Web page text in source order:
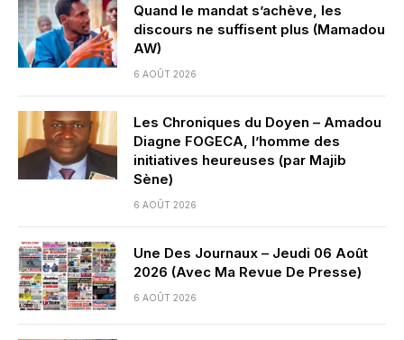
Quand le mandat s’achève, les
discours ne suffisent plus (Mamadou
AW)
6 AOÛT 2026
Les Chroniques du Doyen – Amadou
Diagne FOGECA, l’homme des
initiatives heureuses (par Majib
Sène)
6 AOÛT 2026
Une Des Journaux – Jeudi 06 Août
2026 (Avec Ma Revue De Presse)
6 AOÛT 2026